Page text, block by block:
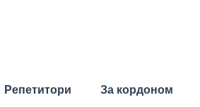
Репетитори За кордоном